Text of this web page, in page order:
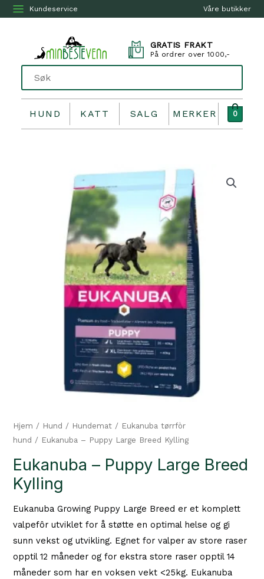
Våre butikker
Kundeservice
GRATIS FRAKT
På ordrer over 1000,-
HUND KATT SALG MERKER 0
Hjem / Hund / Hundemat / Eukanuba tørrfòr
hund / Eukanuba – Puppy Large Breed Kylling
Eukanuba – Puppy Large Breed
Kylling
Eukanuba Growing Puppy Large Breed er et komplett
valpefôr utviklet for å støtte en optimal helse og gi
sunn vekst og utvikling. Egnet for valper av store raser
opptil 12 måneder og for ekstra store raser opptil 14
måneder som har en voksen vekt <25kg. Eukanuba